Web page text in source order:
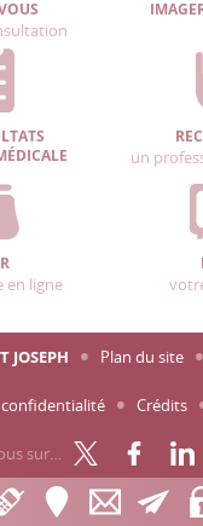
un
en ligne
JOSEPH Plan du site
Crédits
sur…